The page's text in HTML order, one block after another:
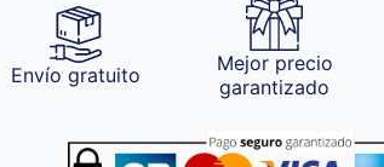
Envío gratuito
Mejor precio
garantizado